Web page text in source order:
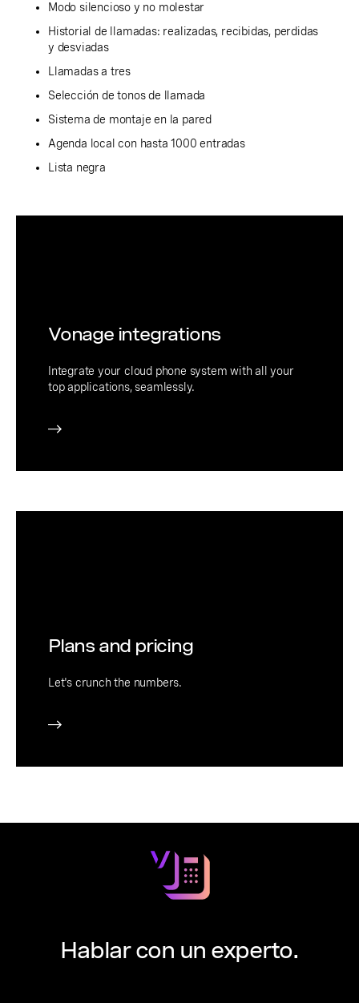
Modo silencioso y no molestar
Historial de llamadas: realizadas, recibidas, perdidas
y desviadas
Llamadas a tres
Selección de tonos de llamada
Sistema de montaje en la pared
Agenda local con hasta 1000 entradas
Lista negra
Vonage integrations
Integrate your cloud phone system with all your
top applications, seamlessly.
Plans and pricing
Let's crunch the numbers.
Hablar con un experto.